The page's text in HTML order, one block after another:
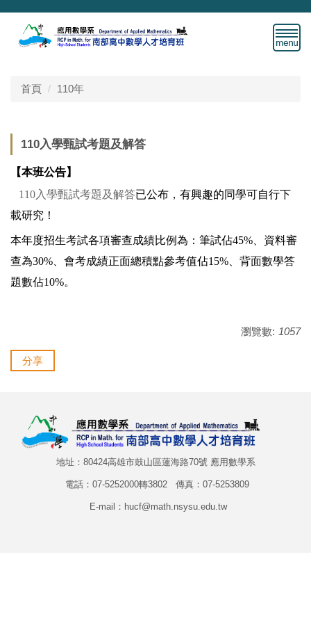
跳
首頁 110年
110入學甄試考題及解答
【本班公告】
110入學甄試考題及解答已公布，有興趣的同學可自行下
載研究！
本年度招生考試各項審查成績比例為：筆試佔45%、資料審
查為30%、會考成績正面總積點參考值佔15%、背面數學答
題數佔10%。
瀏覽數: 1057
分享
地址：80424高雄市鼓山區蓮海路70號 應用數學系
電話：07-5252000轉3802 傳真：07-5253809
E-mail：hucf@math.nsysu.edu.tw